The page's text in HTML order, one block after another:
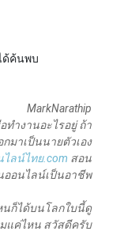
ด้ค้นพบ
MarkNarathip
ทำงานอะไรอยู่ ถ้า
มาเป็นนายตัวเอง
ไลน์ไทย.com สอน
ออนไลน์เป็นอาชีพ
นก็ได้บนโลกใบนี้ดู
แค่ไหน สวัสดีครับ